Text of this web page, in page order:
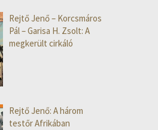
Rejtő Jenő – Korcsmáros
Pál – Garisa H. Zsolt: A
megkerült cirkáló
Rejtő Jenő: A három
testőr Afrikában